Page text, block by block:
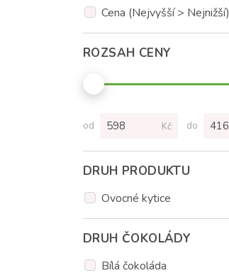
Cena (Nejvyšší > Nejnižší)
ROZSAH CENY
od Kč do
DRUH PRODUKTU
Ovocné kytice
DRUH ČOKOLÁDY
Bílá čokoláda